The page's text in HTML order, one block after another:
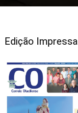
Edição Impressa